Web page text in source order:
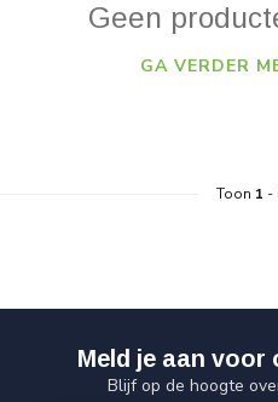
Geen
GA VERDER
Toon 1 -
Meld je aan voor
Blijf op de hoogte